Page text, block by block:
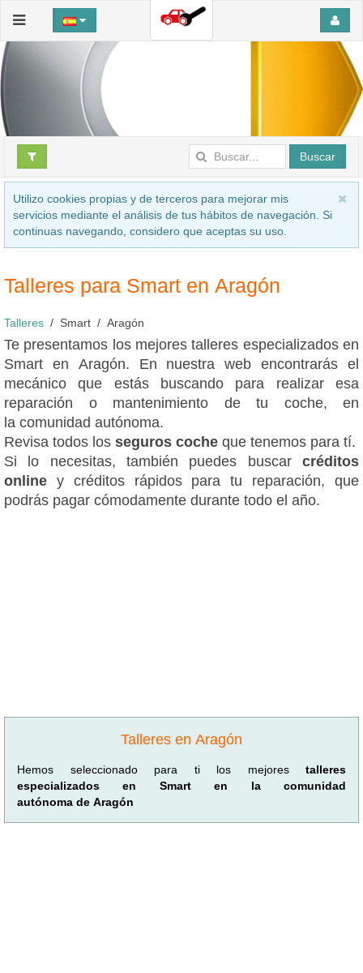
Buscar
Utilizo cookies propias y de terceros para mejorar mis
servicios mediante el análisis de tus hábitos de navegación. Si
continuas navegando, considero que aceptas su uso.
Talleres para Smart en Aragón
Talleres Smart Aragón
Te presentamos los mejores talleres especializados en
Smart en Aragón. En nuestra web encontrarás el
mecánico que estás buscando para realizar esa
reparación o mantenimiento de tu coche, en
la comunidad autónoma.
Revisa todos los seguros coche que tenemos para tí.
Si lo necesitas, también puedes buscar créditos
online y créditos rápidos para tu reparación, que
podrás pagar cómodamente durante todo el año.
Talleres en Aragón
Hemos seleccionado para ti los mejores talleres
especializados en Smart en la comunidad
autónoma de Aragón